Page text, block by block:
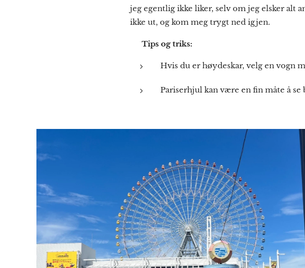
jeg egentlig ikke liker, selv om jeg elsker alt
ikke ut, og kom meg trygt ned igjen.
Tips og triks:
Hvis du er høydeskar, velg en vogn
Pariserhjul kan være en fin måte å